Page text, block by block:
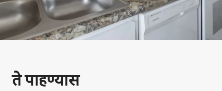
ते पाहण्यास